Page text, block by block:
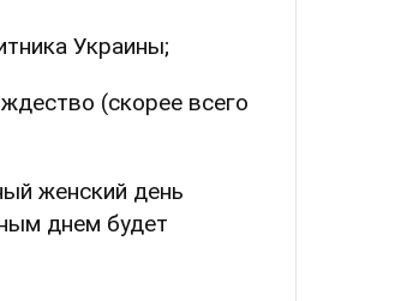
Украины;
(скорее всего
женский день
днем будет